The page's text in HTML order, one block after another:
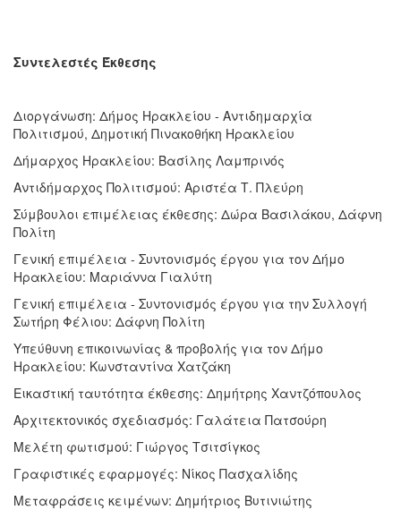
Συντελεστές Έκθεσης
Διοργάνωση: Δήμος Ηρακλείου - Αντιδημαρχία
Πολιτισμού, Δημοτική Πινακοθήκη Ηρακλείου
Δήμαρχος Ηρακλείου: Βασίλης Λαμπρινός
Αντιδήμαρχος Πολιτισμού: Αριστέα Τ. Πλεύρη
Σύμβουλοι επιμέλειας έκθεσης: Δώρα Βασιλάκου, Δάφνη
Πολίτη
Γενική επιμέλεια - Συντονισμός έργου για τον Δήμο
Ηρακλείου: Μαριάννα Γιαλύτη
Γενική επιμέλεια - Συντονισμός έργου για την Συλλογή
Σωτήρη Φέλιου: Δάφνη Πολίτη
Υπεύθυνη επικοινωνίας & προβολής για τον Δήμο
Ηρακλείου: Κωνσταντίνα Χατζάκη
Εικαστική ταυτότητα έκθεσης: Δημήτρης Χαντζόπουλος
Αρχιτεκτονικός σχεδιασμός: Γαλάτεια Πατσούρη
Μελέτη φωτισμού: Γιώργος Τσιτσίγκος
Γραφιστικές εφαρμογές: Νίκος Πασχαλίδης
Μεταφράσεις κειμένων: Δημήτριος Βυτινιώτης